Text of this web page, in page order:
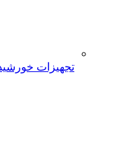
تجهیزات